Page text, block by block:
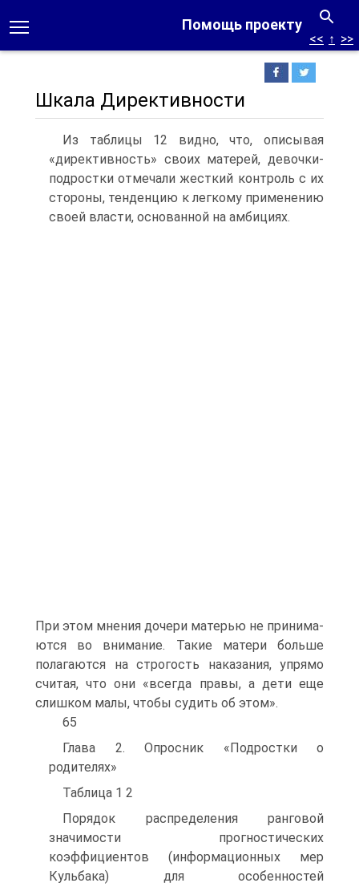
Помощь проекту
<< ↑ >>
Шкала Директивности
Из таблицы 12 видно, что, описывая
«директивность» своих матерей, девочки-
подростки отмечали жесткий контроль с их
сто­роны, тенденцию к легкому применению
своей власти, основан­ной на амбициях.
При этом мнения дочери матерью не принима­
ются во внимание. Такие матери больше
полагаются на строгость наказания, упрямо
считая, что они «всегда правы, а дети еще
слиш­ком малы, чтобы судить об этом».
65
Глава 2. Опросник «Подростки о
родителях»
Таблица 1 2
Порядок распределения ранговой
значимости прогностических
коэффициентов (информационных мер
Кульбака) для особенностей